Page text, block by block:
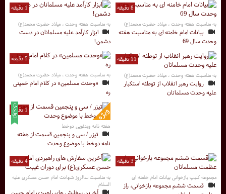
8 دقیقه
به مناسبت هفته وحدت ، میلاد حضرت محمد(ع)
بیانات امام خامنه ای به مناسبت هفته
وحدت سال 69
1 دقیقه
به مناسبت هفته وحدت ، میلاد حضرت محمد(ع)
ابزار کارآمد علیه مسلمانان در دست
دشمن!
11 دقیقه
به مناسبت هفته وحدت ، میلاد حضرت محمد(ع)
روایت رهبر انقلاب از توطئه استکبار
علیه وحدت مسلمانان
5 دقیقه
به مناسبت هفته وحدت ، میلاد حضرت محمد(ع)
«وحدت مسلمین» در کلام امام خمینی
ره
1 دقیقه
هفته نامه ویدئویی دوخط
تیزر / سی و پنجمین قسمت از هفته
نامه دوخط با موضوع وحدت
3 دقیقه
مجموعه کلیپ بازخوانی بیانات امام خامنه ای
قسمت ششم مجموعه بازخوانی، راز
4 دقیقه
به مناسبت سالروز شهادت امام حسن عسکری علیه
السلام